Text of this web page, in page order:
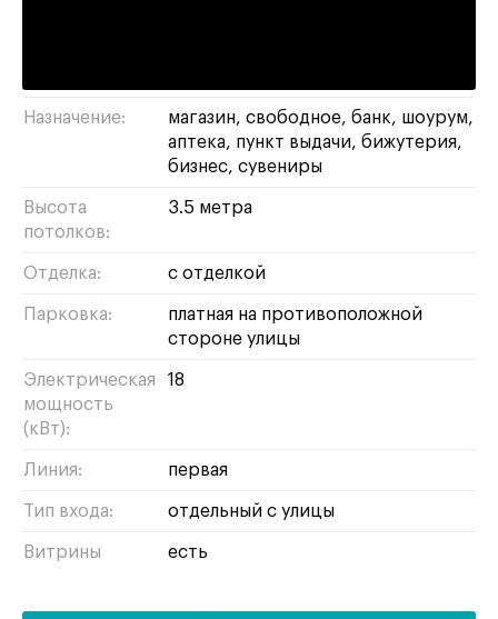
Назначение: магазин свободное банк
шоурум
аптека
пункт выдачи бижутерия
бизнес сувениры
Высота
потолков:
3.5 метра
Отделка: с отделкой
Парковка:
платная на противоположной
стороне улицы
Электрическая
мощность
(кВт):
18
Линия: первая
Тип входа: отдельный с улицы
Витрины есть